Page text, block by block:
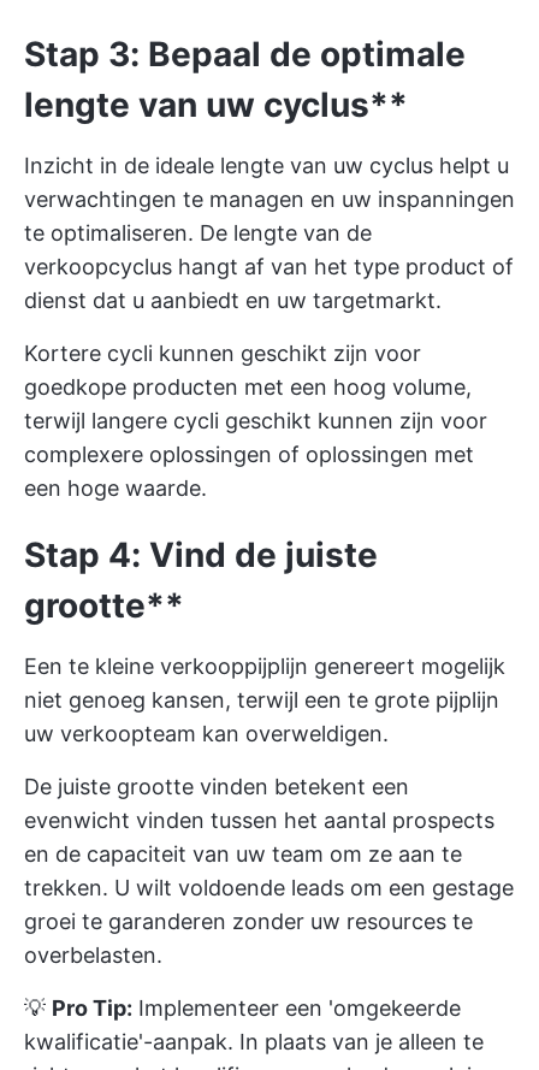
Stap 3: Bepaal de optimale
lengte van uw cyclus**
Inzicht in de ideale lengte van uw cyclus helpt u
verwachtingen te managen en uw inspanningen
te optimaliseren. De lengte van de
verkoopcyclus hangt af van het type product of
dienst dat u aanbiedt en uw targetmarkt.
Kortere cycli kunnen geschikt zijn voor
goedkope producten met een hoog volume,
terwijl langere cycli geschikt kunnen zijn voor
complexere oplossingen of oplossingen met
een hoge waarde.
Stap 4: Vind de juiste
grootte**
Een te kleine verkooppijplijn genereert mogelijk
niet genoeg kansen, terwijl een te grote pijplijn
uw verkoopteam kan overweldigen.
De juiste grootte vinden betekent een
evenwicht vinden tussen het aantal prospects
en de capaciteit van uw team om ze aan te
trekken. U wilt voldoende leads om een gestage
groei te garanderen zonder uw resources te
overbelasten.
💡 Pro Tip: Implementeer een 'omgekeerde
kwalificatie'-aanpak. In plaats van je alleen te